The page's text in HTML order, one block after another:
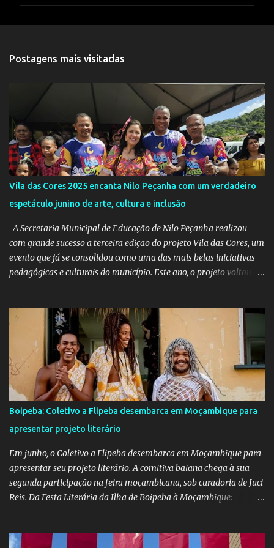
s
Postagens mais visitadas
Vila das Cores 2025 encanta Nilo Peçanha com um verdadeiro
espetáculo junino de arte, cultura e inclusão
A Secretaria Municipal de Educação de Nilo Peçanha realizou
com grande sucesso a terceira edição do projeto Vila das Cores, um
evento que já se consolidou como uma das mais belas iniciativas
pedagógicas e culturais do município. Este ano, o projeto voltou a
criatividade e tradição. Entre os dias 16 e 18 de junho, o clima
junino tomou conta das comunidades de Barra dos Carvalhos e
São Francisco, passando por São Benedito e encerrando com
grande estilo na sede do município. Em cada local, os alunos
deram um verdadeiro show de participação e animação, com
apresentações marcadas por muito forró, cores vibrantes, danças
típicas, encenações e um forte espírito de celebração. O projeto é
mais do que uma atividade cultural: é um movimento educativo e
social que une arte, identidade e inclusão. Com o apoio irrestrito
da equipe da Secretaria de Educação e a colaboração de di...
Boipeba: Coletivo a Flipeba desembarca em Moçambique para
apresentar projeto literário
Em junho, o Coletivo a Flipeba desembarca em Moçambique para
apresentar seu projeto literário. A comitiva baiana chega à sua
segunda participação na feira moçambicana, sob curadoria de Juci
Reis. Da Festa Literária da Ilha de Boipeba à Moçambique:
— levará ao continente africano o projeto Escrita Viajante e as